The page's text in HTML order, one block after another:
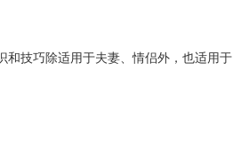
和技巧除适用于夫妻、情侣外，也适用于